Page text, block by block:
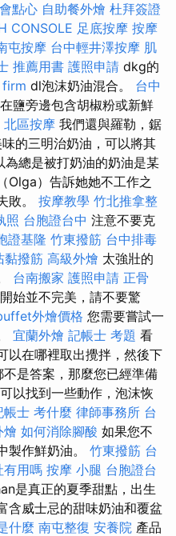
點心 自助餐外燴 杜拜簽證
CONSOLE 足底按摩 按摩
屯按摩 台中輕井澤按摩 肌
推薦用書 護照申請 dkg的
dl泡沫奶油混合。 台中
鹽旁邊包含胡椒粉或新鮮
北區按摩 我們還與羅勒，鋸
的三明治奶油，可以將其
總是被打奶油的奶油是某
Olga）告訴她她不工作之
敗。 按摩教學 竹北推拿整
照 台胞證台中 注意不要克
證基隆 竹東撥筋 台中排毒
黏撥筋 高級外燴 太強壯的
台南搬家 護照申請 正骨
始並不完美，請不要驚
外燴價格 您需要嘗試一
宜蘭外燴 記帳士 考題 看
以在哪裡取出攪拌，然後下
是答案，那麼您已經準備
以找到一些動作，泡沫恢
帳士 考什麼 律師事務所 台
燴 如何消除腳酸 如果您不
製作鮮奶油。 竹東撥筋 台
有用嗎 按摩 小腿 台胞證台
是真正的夏季甜點，出生
含威士忌的甜味奶油和覆盆
什麼 南屯整復 安養院 產品